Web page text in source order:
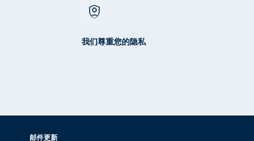
shield_person
我们尊重您的隐私
邮件更新